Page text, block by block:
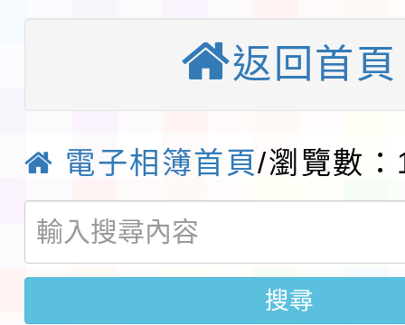
檢送「桃園市115學年
賽實施要點」1份
本市「115學年度學生
程安排一案
「桃園市補助參觀特色
展演活動實施計畫」
請一案
社團法人中華民國畫廊
026 ART TAIPEI臺北
會」之「藝術教育日」
本校115學年度第1學
第2次招考代課鐘點教
115 年度兒童課後照
返回首頁
電子相簿首頁/瀏覽數
搜尋